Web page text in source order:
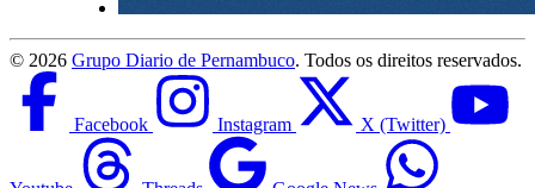
© 2026 Grupo Diario de Pernambuco. Todos os direitos reservados.
Facebook Instagram X (Twitter)